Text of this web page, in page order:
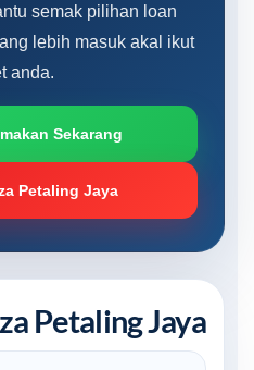
semak pilihan loan
lebih masuk akal ikut
anda.
Sekarang
Petaling Jaya
Petaling Jaya